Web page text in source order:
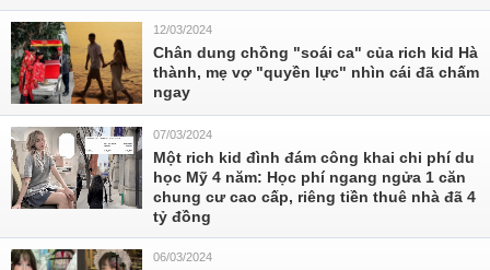
12/03/2024
Chân dung chồng "soái ca" của rich kid Hà
thành, mẹ vợ "quyền lực" nhìn cái đã chấm
ngay
07/03/2024
Một rich kid đình đám công khai chi phí du
học Mỹ 4 năm: Học phí ngang ngửa 1 căn
chung cư cao cấp, riêng tiền thuê nhà đã 4
tỷ đồng
06/03/2024